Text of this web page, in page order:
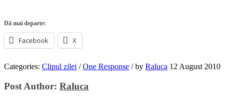
Dă mai departe:
Facebook X
Categories: Clipul zilei / One Response /by Raluca 12 August 2010
Post Author: Raluca